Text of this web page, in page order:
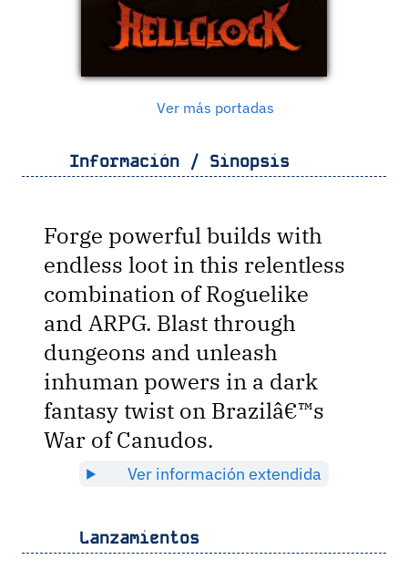
Ver más portadas
Información / Sinopsis
Forge powerful builds with
endless loot in this relentless
combination of Roguelike
and ARPG. Blast through
dungeons and unleash
inhuman powers in a dark
fantasy twist on Brazilâ€™s
War of Canudos.
Ver información extendida
Lanzamientos